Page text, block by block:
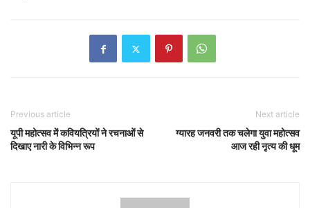
Previous article
यूपी महोत्सव में कवियत्रियों ने रचनाओं से
दिखाए नारी के विभिन्न रूप
Next article
ग्यारह जनवरी तक चलेगा युवा महोत्सव
आज रही नृत्य की धूम